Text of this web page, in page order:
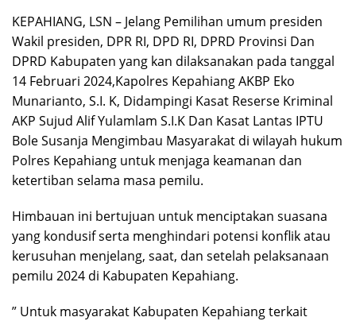
KEPAHIANG, LSN – Jelang Pemilihan umum presiden
Wakil presiden, DPR RI, DPD RI, DPRD Provinsi Dan
DPRD Kabupaten yang kan dilaksanakan pada tanggal
14 Februari 2024,Kapolres Kepahiang AKBP Eko
Munarianto, S.I. K, Didampingi Kasat Reserse Kriminal
AKP Sujud Alif Yulamlam S.I.K Dan Kasat Lantas IPTU
Bole Susanja Mengimbau Masyarakat di wilayah hukum
Polres Kepahiang untuk menjaga keamanan dan
ketertiban selama masa pemilu.
Himbauan ini bertujuan untuk menciptakan suasana
yang kondusif serta menghindari potensi konflik atau
kerusuhan menjelang, saat, dan setelah pelaksanaan
pemilu 2024 di Kabupaten Kepahiang.
” Untuk masyarakat Kabupaten Kepahiang terkait